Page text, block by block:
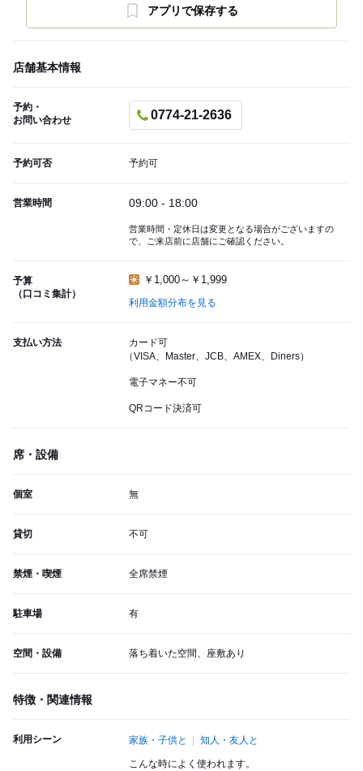
アプリで保存する
店舗基本情報
予約・
お問い合わせ
0774-21-2636
予約可否 予約可
営業時間 09:00 - 18:00
営業時間・定休日は変更となる場合がございますの
で、ご来店前に店舗にご確認ください。
予算
（口コミ集計）
￥1,000～￥1,999
利用金額分布を見る
支払い方法
カード可
（VISA、Master、JCB、AMEX、Diners）
電子マネー不可
QRコード決済可
席・設備
個室 無
貸切 不可
禁煙・喫煙 全席禁煙
駐車場 有
空間・設備 落ち着いた空間、座敷あり
特徴・関連情報
利用シーン 家族・子供と 知人・友人と
こんな時によく使われます。